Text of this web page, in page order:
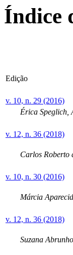
Índice
Edição
v. 10, n. 29 (2016)
Érica Speglich,
v. 12, n. 36 (2018)
Carlos Roberto
v. 10, n. 30 (2016)
Márcia
v. 12, n. 36 (2018)
Suzana